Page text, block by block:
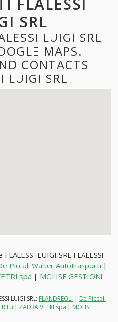
SRL
LUIGI SRL
MAPS.
CONTACTS
LUIGI SRL
LUIGI SRL FLALESSI
Piccoli Walter Autotrasporti |
spa | MOLISE GESTIONI
LUIGI SRL: FLANDREOLI | De Piccoli
| ZADRA VETRI spa | MOLISE